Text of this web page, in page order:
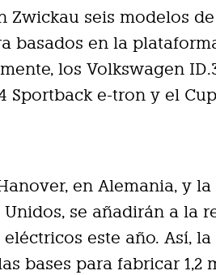
Zwickau seis modelos
basados en la
los Volkswagen
Sportback e-tron y el
en Alemania, y la
se añadirán a la
este año. Así, la
bases para fabricar 1,2